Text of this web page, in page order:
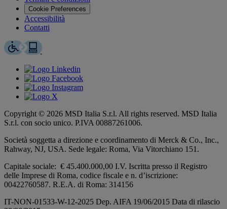
Cookie Preferences
Accessibilità
Contatti
Copyright © 2026 MSD Italia S.r.l. All rights reserved. MSD Italia
S.r.l. con socio unico. P.IVA 00887261006.
Società soggetta a direzione e coordinamento di Merck & Co., Inc.,
Rahway, NJ, USA. Sede legale: Roma, Via Vitorchiano 151.
Capitale sociale: € 45.400.000,00 I.V. Iscritta presso il Registro
delle Imprese di Roma, codice fiscale e n. d’iscrizione:
00422760587. R.E.A. di Roma: 314156
IT-NON-01533-W-12-2025 Dep. AIFA 19/06/2015 Data di rilascio